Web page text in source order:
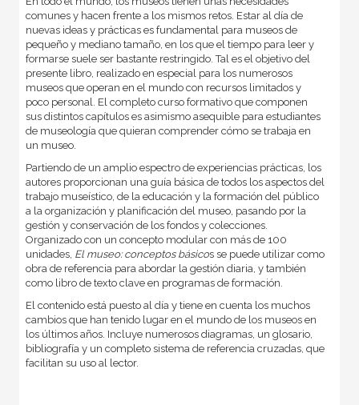
comunes y hacen frente a los mismos retos. Estar al día de
nuevas ideas y prácticas es fundamental para museos de
pequeño y mediano tamaño, en los que el tiempo para leer y
formarse suele ser bastante restringido. Tal es el objetivo del
presente libro, realizado en especial para los numerosos
museos que operan en el mundo con recursos limitados y
poco personal. El completo curso formativo que componen
sus distintos capítulos es asimismo asequible para estudiantes
de museología que quieran comprender cómo se trabaja en
un museo.
Partiendo de un amplio espectro de experiencias prácticas, los
autores proporcionan una guía básica de todos los aspectos del
trabajo museístico, de la educación y la formación del público
a la organización y planificación del museo, pasando por la
gestión y conservación de los fondos y colecciones.
Organizado con un concepto modular con más de 100
unidades, El museo: conceptos básicos se puede utilizar como
obra de referencia para abordar la gestión diaria, y también
como libro de texto clave en programas de formación.
El contenido está puesto al día y tiene en cuenta los muchos
cambios que han tenido lugar en el mundo de los museos en
los últimos años. Incluye numerosos diagramas, un glosario,
bibliografía y un completo sistema de referencia cruzadas, que
facilitan su uso al lector.